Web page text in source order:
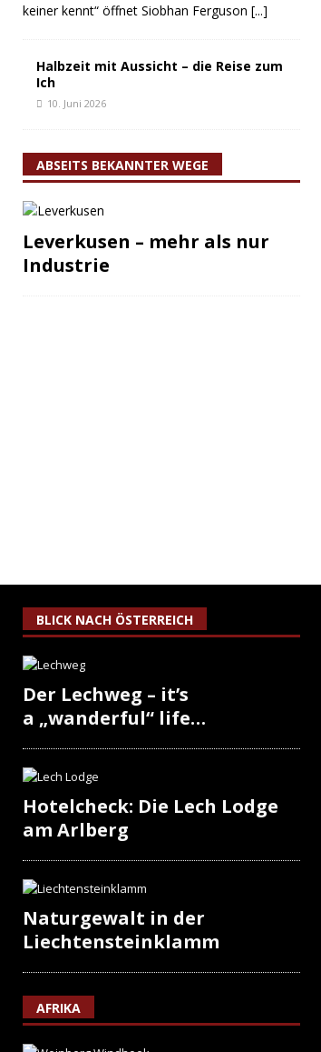
keiner kennt“ öffnet Siobhan Ferguson [...]
Halbzeit mit Aussicht – die Reise zum
Ich
10. Juni 2026
ABSEITS BEKANNTER WEGE
Leverkusen – mehr als nur
Industrie
BLICK NACH ÖSTERREICH
Der Lechweg – it’s
a „wanderful“ life…
Hotelcheck: Die Lech Lodge
am Arlberg
Naturgewalt in der
Liechtensteinklamm
AFRIKA